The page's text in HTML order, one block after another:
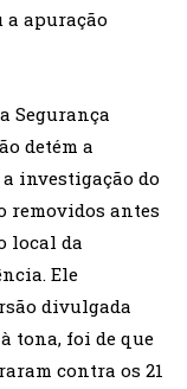
a apuração
Segurança
detém a
investigação do
removidos antes
local da
Ele
divulgada
tona, foi de que
contra os 21